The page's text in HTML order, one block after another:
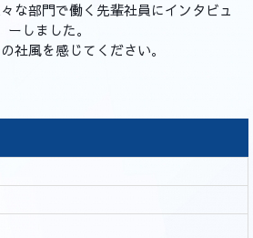
な部門で働く先輩社員にインタビュ
ーしました。
社風を感じてください。